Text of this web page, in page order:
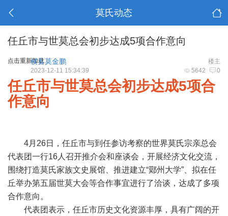
莫氏动态
任丘市与世莫总会初步达成5项合作意向
点击重新加载 楼主
横县莫金鹏
5642 0
2023-12-11 15:34:39
任丘市与世莫总会初步达成5项合
作意向
4月26日，任丘市与到任参访考察的世界莫氏宗亲总会
代表团一行16人召开推介会和座谈会，开展经济文化交流，
围绕打造莫氏家族文史展馆、推进建立“鄚州大学”、拟在任
丘举办第五届世莫大会等合作事宜进行了洽谈，达成了多项
合作意向。
代表团表示，任丘市历史文化资源丰厚，具有广阔的开